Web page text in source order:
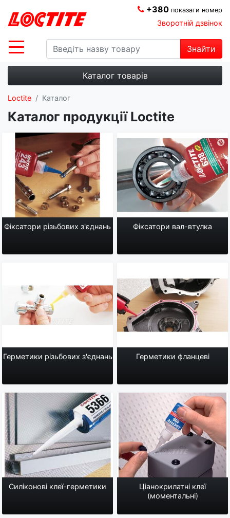
Знайти
+380 показати номер
Зворотній дзвінок
Каталог товарів
Loctite Каталог
Каталог продукції Loctite
Фіксатори різьбових з'єднань Фіксатори вал-втулка
Герметики різьбових з'єднань Герметики фланцеві
Силіконові клеї-герметики
Ціанокрилатні клеї
(моментальні)